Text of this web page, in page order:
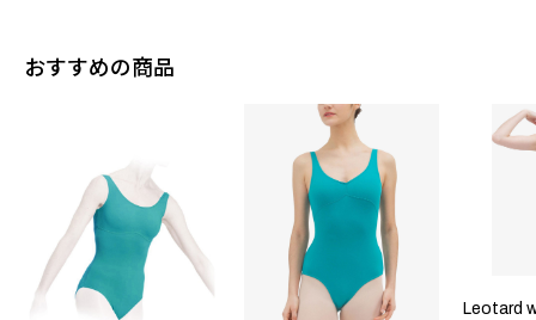
おすすめの商品
Leotard